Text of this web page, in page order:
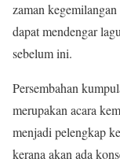
zaman
dapat mendengar
sebelum ini.
Persembahan
merupakan acara
menjadi pelengkap
kerana akan ada